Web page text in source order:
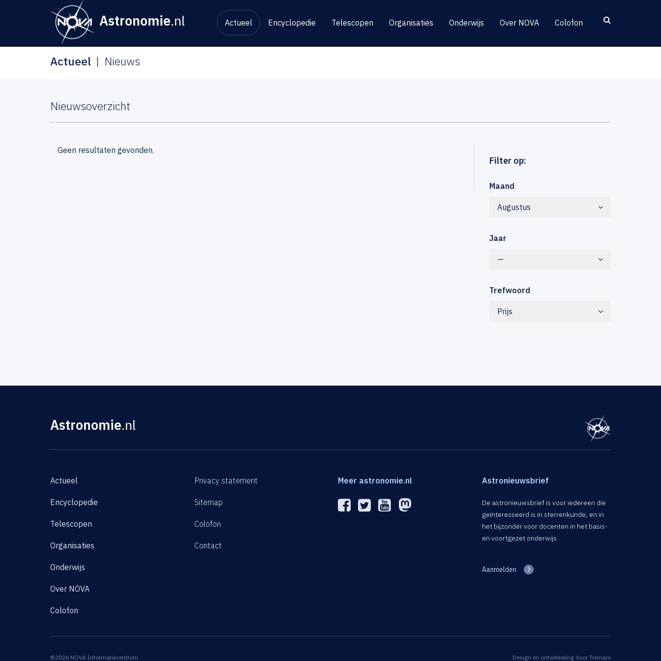
Astronomie.nl Actueel Encyclopedie Telescopen Organisaties Onderwijs Over NOVA Colofon
Actueel Nieuws
Nieuwsoverzicht
Filter op:
Maand
Augustus
Jaar
—
Trefwoord
Prijs
Geen resultaten gevonden.
Astronomie.nl
Actueel
Encyclopedie
Telescopen
Organisaties
Onderwijs
Over NOVA
Colofon
Privacy statement
Sitemap
Colofon
Contact
Meer astronomie.nl Astronieuwsbrief
De astronieuwsbrief is voor iedereen die
geïnteresseerd is in sterrenkunde, en in
het bijzonder voor docenten in het basis-
en voortgezet onderwijs.
Aanmelden
©2026 NOVA Informatiecentrum Design en ontwikkeling door Tremani